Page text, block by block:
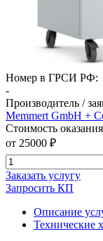
Номер в ГРСИ РФ:
-
Производитель /
Memmert GmbH +
Стоимость
от 25000 ₽
Заказать услугу
Запросить КП
Описание
Технические